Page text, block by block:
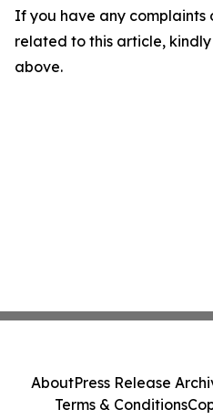
If you have any complaints
related to this article,
above.
AboutPress Release
Terms & Conditions